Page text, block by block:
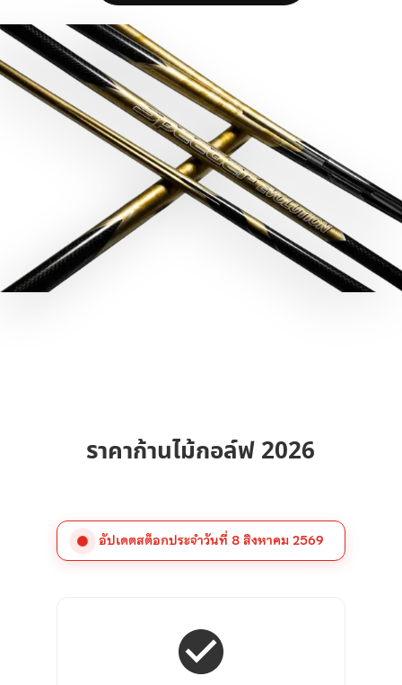
ราคาก้านไม้กอล์ฟ 2026
อัปเดตสต็อกประจำวันที่ 8 สิงหาคม 2569